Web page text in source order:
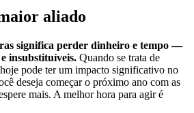
aliado
significa perder dinheiro e tempo —
insubstituíveis. Quando se trata de
pode ter um impacto significativo no
deseja começar o próximo ano com as
mais. A melhor hora para agir é